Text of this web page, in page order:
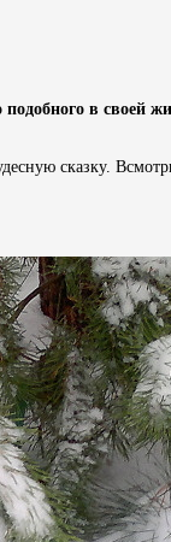
в своей
сказку.